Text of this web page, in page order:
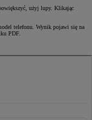
użyj lupy. Klikając
telefonu. Wynik pojawi się na
PDF.